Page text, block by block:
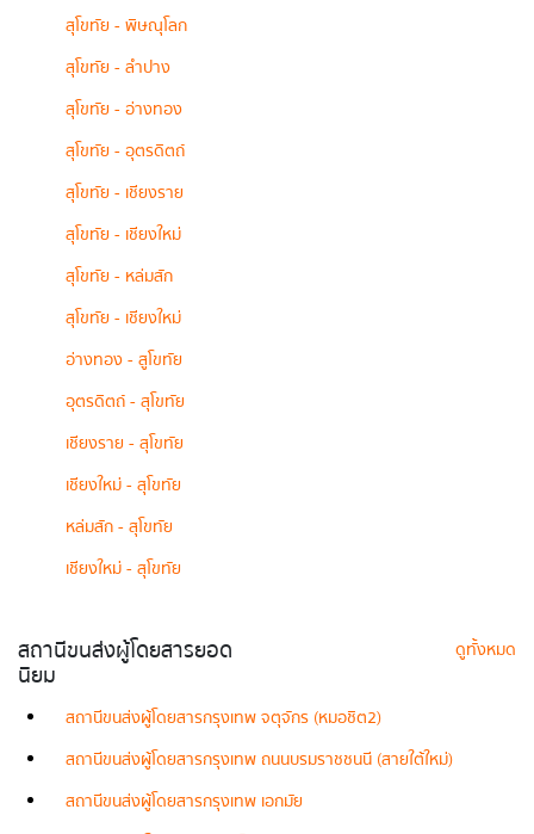
สุโขทัย - พิษณุโลก
สุโขทัย - ลำปาง
สุโขทัย - อ่างทอง
สุโขทัย - อุตรดิตถ์
สุโขทัย - เชียงราย
สุโขทัย - เชียงใหม่
สุโขทัย - หล่มสัก
สุโขทัย - เชียงใหม่
อ่างทอง - สูโขทัย
อุตรดิตถ์ - สุโขทัย
เชียงราย - สุโขทัย
เชียงใหม่ - สุโขทัย
หล่มสัก - สุโขทัย
เชียงใหม่ - สุโขทัย
สถานีขนส่งผู้โดยสารยอด
นิยม
ดูทั้งหมด
สถานีขนส่งผู้โดยสารกรุงเทพ จตุจักร (หมอชิต2)
สถานีขนส่งผู้โดยสารกรุงเทพ ถนนบรมราชชนนี (สายใต้ใหม่)
สถานีขนส่งผู้โดยสารกรุงเทพ เอกมัย